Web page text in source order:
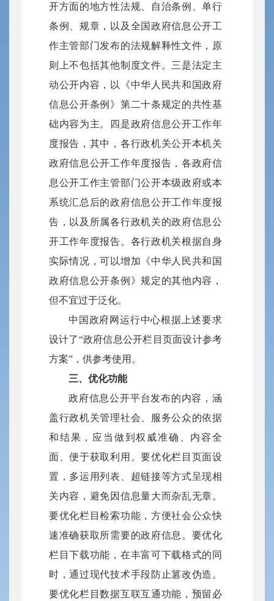
开方面的地方性法规、自治条例、单行
条例、规章，以及全国政府信息公开工
作主管部门发布的法规解释性文件，原
则上不包括其他制度文件。三是法定主
动公开内容，以《中华人民共和国政府
信息公开条例》第二十条规定的共性基
础内容为主。四是政府信息公开工作年
度报告，其中，各行政机关公开本机关
政府信息公开工作年度报告，各政府信
息公开工作主管部门公开本级政府或本
系统汇总后的政府信息公开工作年度报
告，以及所属各行政机关的政府信息公
开工作年度报告。各行政机关根据自身
实际情况，可以增加《中华人民共和国
政府信息公开条例》规定的其他内容，
但不宜过于泛化。
中国政府网运行中心根据上述要求
设计了“政府信息公开栏目页面设计参考
方案”，供参考使用。
三、优化功能
政府信息公开平台发布的内容，涵
盖行政机关管理社会、服务公众的依据
和结果，应当做到权威准确、内容全
面、便于获取利用。要优化栏目页面设
置，多运用列表、超链接等方式呈现相
关内容，避免因信息量大而杂乱无章。
要优化栏目检索功能，方便社会公众快
速准确获取所需要的政府信息。要优化
栏目下载功能，在丰富可下载格式的同
时，通过现代技术手段防止篡改伪造。
要优化栏目数据互联互通功能，预留必